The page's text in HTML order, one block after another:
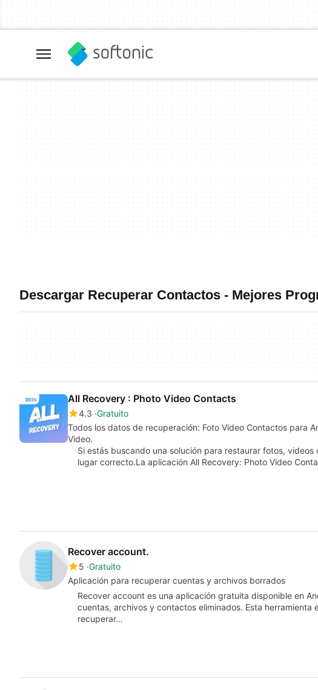
Descargar Recuperar Contactos - Mejores
All Recovery : Photo Video Contacts
4.3 Gratuito
Todos los datos de recuperación: Foto Video Contactos para
Video.
Si estás buscando una solución para restaurar fotos,
lugar correcto.La aplicación All Recovery: Photo Video
Recover account.
5 Gratuito
Aplicación para recuperar cuentas y archivos borrados
Recover account es una aplicación gratuita disponible en
cuentas, archivos y contactos eliminados. Esta herramienta
recuperar…